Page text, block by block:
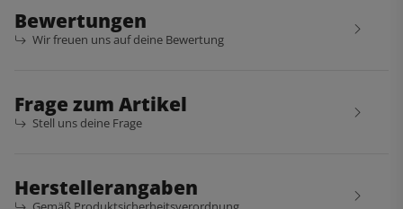
Bewertungen
Wir freuen uns auf deine Bewertung
Frage zum Artikel
Stell uns deine Frage
Herstellerangaben